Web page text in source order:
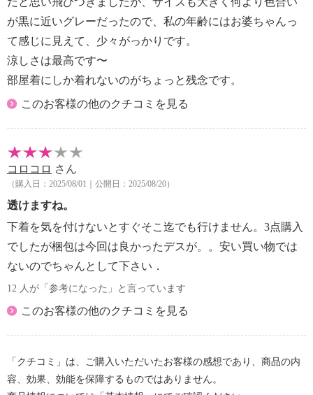
が黒に近いグレーだったので、私の年齢にはお婆ちゃんっ
て感じに見えて、少々がっかりです。
涼しさは最高です〜
部屋着にしか着れないのがちょっと残念です。
このお客様の他のクチコミを見る
コロコロ さん
（購入日：2025/08/01｜公開日：2025/08/20）
透けますね。
下着を気を付けないとすぐそこ迄でも行けません。3点購入
でしたが梱包は今回は良かったデスが。。安い買い物では
ないのでちゃんとして下さい．
12 人が「参考になった」と言っています
このお客様の他のクチコミを見る
「クチコミ」は、ご購入いただいたお客様の感想であり、商品の内
容、効果、効能を保障するものではありません。